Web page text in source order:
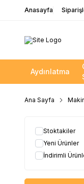
Anasayfa
Aydınlatma
Ana Sayfa
Stoktakiler
Yeni Ürünler
İndirimli